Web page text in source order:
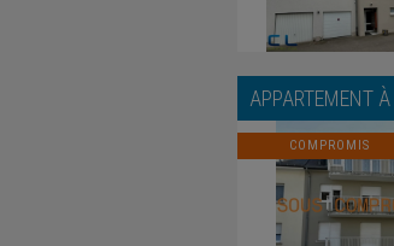
APPARTEMENT À
COMPROMIS